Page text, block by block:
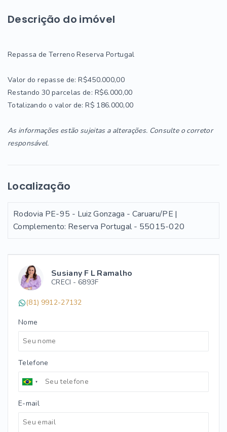
Susiany F L Ramalho
CRECI - 6893F
(81) 9912-27132
Nome
Telefone
E-mail
Descrição do imóvel
Repassa de Terreno Reserva Portugal
Valor do repasse de: R$450.000,00
Restando 30 parcelas de: R$6.000,00
Totalizando o valor de: R$ 186.000,00
As informações estão sujeitas a alterações. Consulte o corretor
responsável.
Localização
Rodovia PE-95 - Luiz Gonzaga - Caruaru/PE |
Complemento: Reserva Portugal - 55015-020